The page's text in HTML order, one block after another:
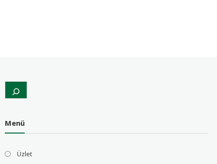
Search
Menü
Üzlet